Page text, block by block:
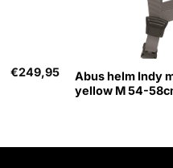
€249,95
Abus helm Indy
yellow M 54-